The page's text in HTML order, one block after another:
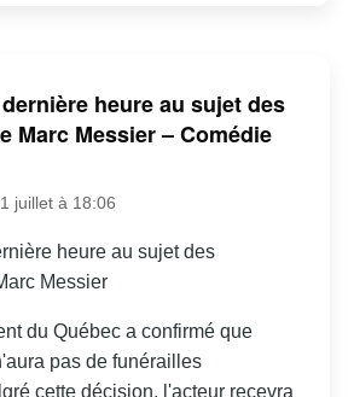
heure au sujet des
Marc Messier – Comédie
juillet à 18:06
heure au sujet des
Messier
du Québec a confirmé que
pas de funérailles
cette décision, l'acteur recevra